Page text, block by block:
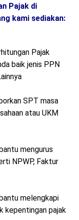
Pajak di
kami sediakan:
Pajak
baik jenis PPN
SPT masa
atau UKM
mengurus
NPWP, Faktur
melengkapi
kepentingan pajak